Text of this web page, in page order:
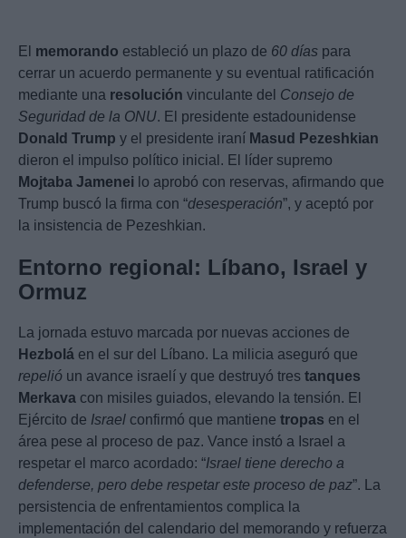
El memorando estableció un plazo de 60 días para
cerrar un acuerdo permanente y su eventual ratificación
mediante una resolución vinculante del Consejo de
Seguridad de la ONU. El presidente estadounidense
Donald Trump y el presidente iraní Masud Pezeshkian
dieron el impulso político inicial. El líder supremo
Mojtaba Jamenei lo aprobó con reservas, afirmando que
Trump buscó la firma con “desesperación”, y aceptó por
la insistencia de Pezeshkian.
Entorno regional: Líbano, Israel y
Ormuz
La jornada estuvo marcada por nuevas acciones de
Hezbolá en el sur del Líbano. La milicia aseguró que
repelió un avance israelí y que destruyó tres tanques
Merkava con misiles guiados, elevando la tensión. El
Ejército de Israel confirmó que mantiene tropas en el
área pese al proceso de paz. Vance instó a Israel a
respetar el marco acordado: “Israel tiene derecho a
defenderse, pero debe respetar este proceso de paz”. La
persistencia de enfrentamientos complica la
implementación del calendario del memorando y refuerza